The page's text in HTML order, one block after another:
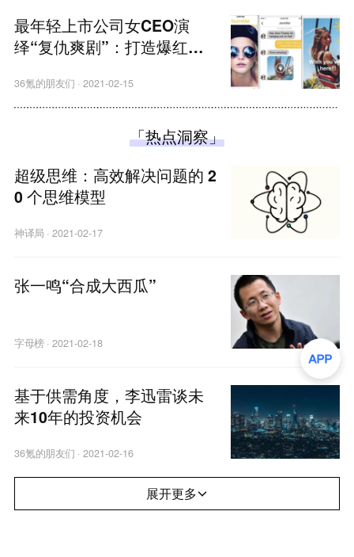
最年轻上市公司女CEO演
绎“复仇爽剧”：打造爆红
Tinder
36氪的朋友们 ·2021-02-15
「热点洞察」
超级思维：高效解决问题的 2
0 个思维模型
神译局 ·2021-02-17
张一鸣“合成大西瓜”
字母榜·2021-02-18
基于供需角度，李迅雷谈未
来10年的投资机会
36氪的朋友们 ·2021-02-16
展开更多